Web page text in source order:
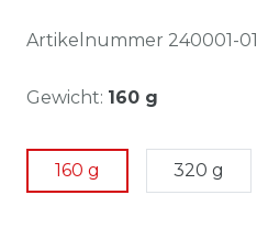
Artikelnummer 240001-01
Gewicht: 160 g
160 g 320 g